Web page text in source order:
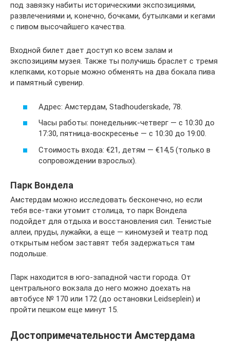
под завязку набиты историческими экспозициями,
развлечениями и, конечно, бочками, бутылками и кегами
с пивом высочайшего качества.
Входной билет дает доступ ко всем залам и
экспозициям музея. Также ты получишь браслет с тремя
клепками, которые можно обменять на два бокала пива
и памятный сувенир.
Адрес: Амстердам, Stadhouderskade, 78.
Часы работы: понедельник-четверг — с 10:30 до
17:30, пятница-воскресенье — с 10:30 до 19:00.
Стоимость входа: €21, детям — €14,5 (только в
сопровождении взрослых).
Парк Вондела
Амстердам можно исследовать бесконечно, но если
тебя все-таки утомит столица, то парк Вондела
подойдет для отдыха и восстановления сил. Тенистые
аллеи, пруды, лужайки, а еще — киномузей и театр под
открытым небом заставят тебя задержаться там
подольше.
Парк находится в юго-западной части города. От
центрального вокзала до него можно доехать на
автобусе № 170 или 172 (до остановки Leidseplein) и
пройти пешком еще минут 15.
Достопримечательности Амстердама